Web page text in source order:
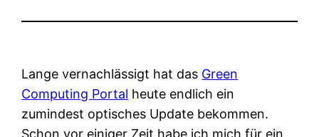
Lange vernachlässigt hat das Green
Computing Portal heute endlich ein
zumindest optisches Update bekommen.
Schon vor einiger Zeit habe ich mich für ein